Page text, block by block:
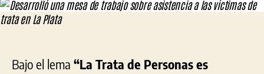
Bajo el lema “La Trata de Personas es